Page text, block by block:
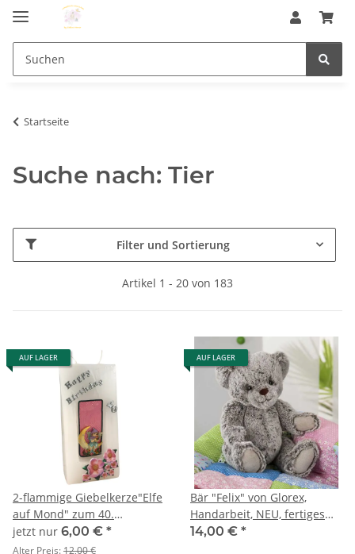
Startseite
Suche nach: Tier
Filter und Sortierung
Artikel 1 - 20 von 183
AUF LAGER
2-flammige Giebelkerze"Elfe
auf Mond" zum 40.
Geburtstag
jetzt nur 6,00 € *
Alter Preis:12,00 €
AUF LAGER
Bär "Felix" von Glorex,
Handarbeit, NEU, fertiges
Kuscheltier, Geschenk, Baby
14,00 € *